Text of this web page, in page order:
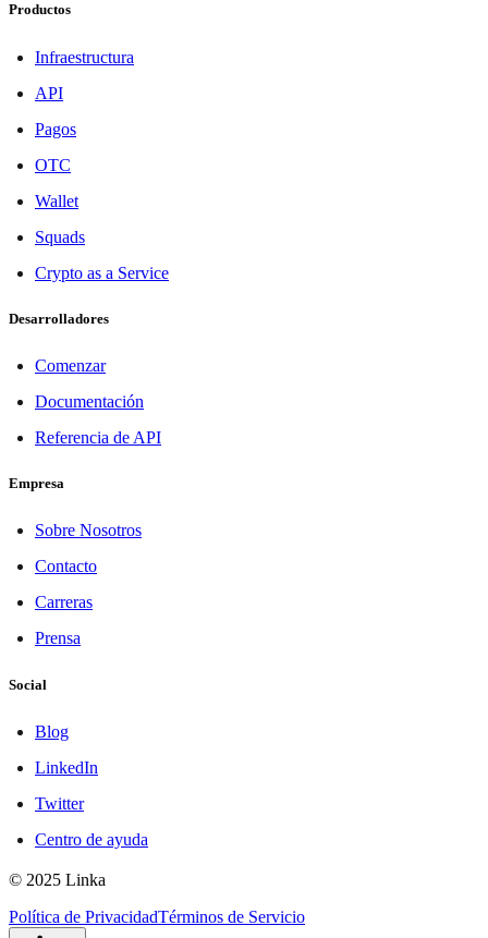
Productos
Infraestructura
API
Pagos
OTC
Wallet
Squads
Crypto as a Service
Desarrolladores
Comenzar
Documentación
Referencia de API
Empresa
Sobre Nosotros
Contacto
Carreras
Prensa
Social
Blog
LinkedIn
Twitter
Centro de ayuda
© 2025 Linka
Política de PrivacidadTérminos de Servicio